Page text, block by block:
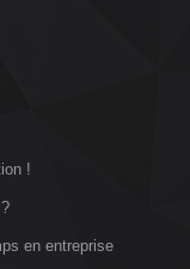
!
en entreprise